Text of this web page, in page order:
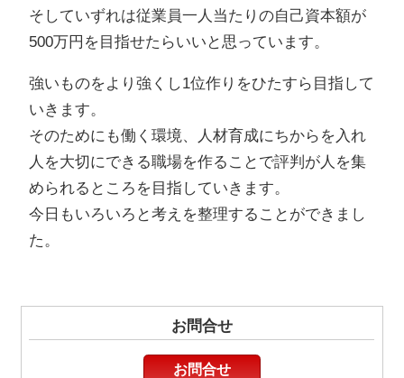
そしていずれは従業員一人当たりの自己資本額が
500万円を目指せたらいいと思っています。
強いものをより強くし1位作りをひたすら目指して
いきます。
そのためにも働く環境、人材育成にちからを入れ
人を大切にできる職場を作ることで評判が人を集
められるところを目指していきます。
今日もいろいろと考えを整理することができまし
た。
お問合せ
お問合せ